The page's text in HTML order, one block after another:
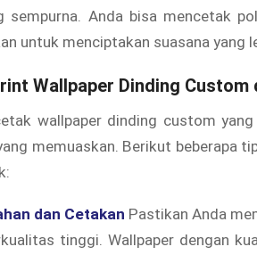
sempurna. Anda bisa mencetak
untuk menciptakan suasana yang
Wallpaper Dinding
wallpaper dinding custom
memuaskan. Berikut beberapa
dan Cetakan Pastikan Anda
tinggi. Wallpaper dengan